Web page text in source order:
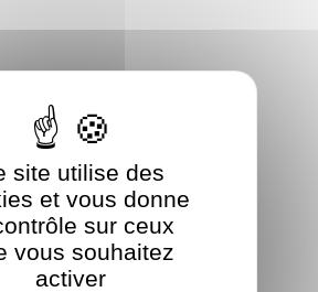
site utilise des
et vous donne
sur ceux
vous souhaitez
activer